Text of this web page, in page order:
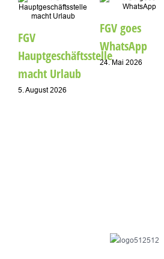
FGV
Hauptgeschäftsstelle
macht Urlaub
5. August 2026
FGV goes
WhatsApp
24. Mai 2026